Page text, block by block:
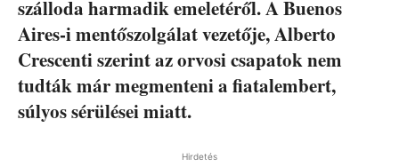
szálloda harmadik emeletéről. A Buenos
Aires-i mentőszolgálat vezetője, Alberto
Crescenti szerint az orvosi csapatok nem
tudták már megmenteni a fiatalembert,
súlyos sérülései miatt.
Hirdetés